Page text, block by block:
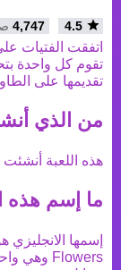
4,747
اتفقت الفتيات
تقوم كل واحدة
تقديمها على
من الذي
هذه اللعبة
ما إسم هذه
إسمها الانجليزي
Flowers وهي